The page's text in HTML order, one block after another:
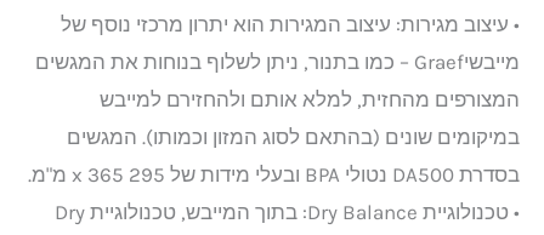
• עיצוב מגירות: עיצוב המגירות הוא יתרון מרכזי נוסף של
מייבשיGraef – כמו בתנור, ניתן לשלוף בנוחות את המגשים
המצורפים מהחזית, למלא אותם ולהחזירם למייבש
במיקומים שונים (בהתאם לסוג המזון וכמותו). המגשים
בסדרת DA500 נטולי BPA ובעלי מידות של 295 x 365 מ"מ.
• טכנולוגיית Dry Balance: בתוך המייבש, טכנולוגיית Dry